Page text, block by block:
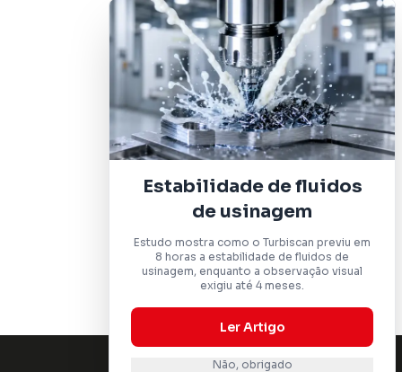
Estabilidade de fluidos
de usinagem
Estudo mostra como o Turbiscan previu em
8 horas a estabilidade de fluidos de
usinagem, enquanto a observação visual
exigiu até 4 meses.
Ler Artigo
Não, obrigado